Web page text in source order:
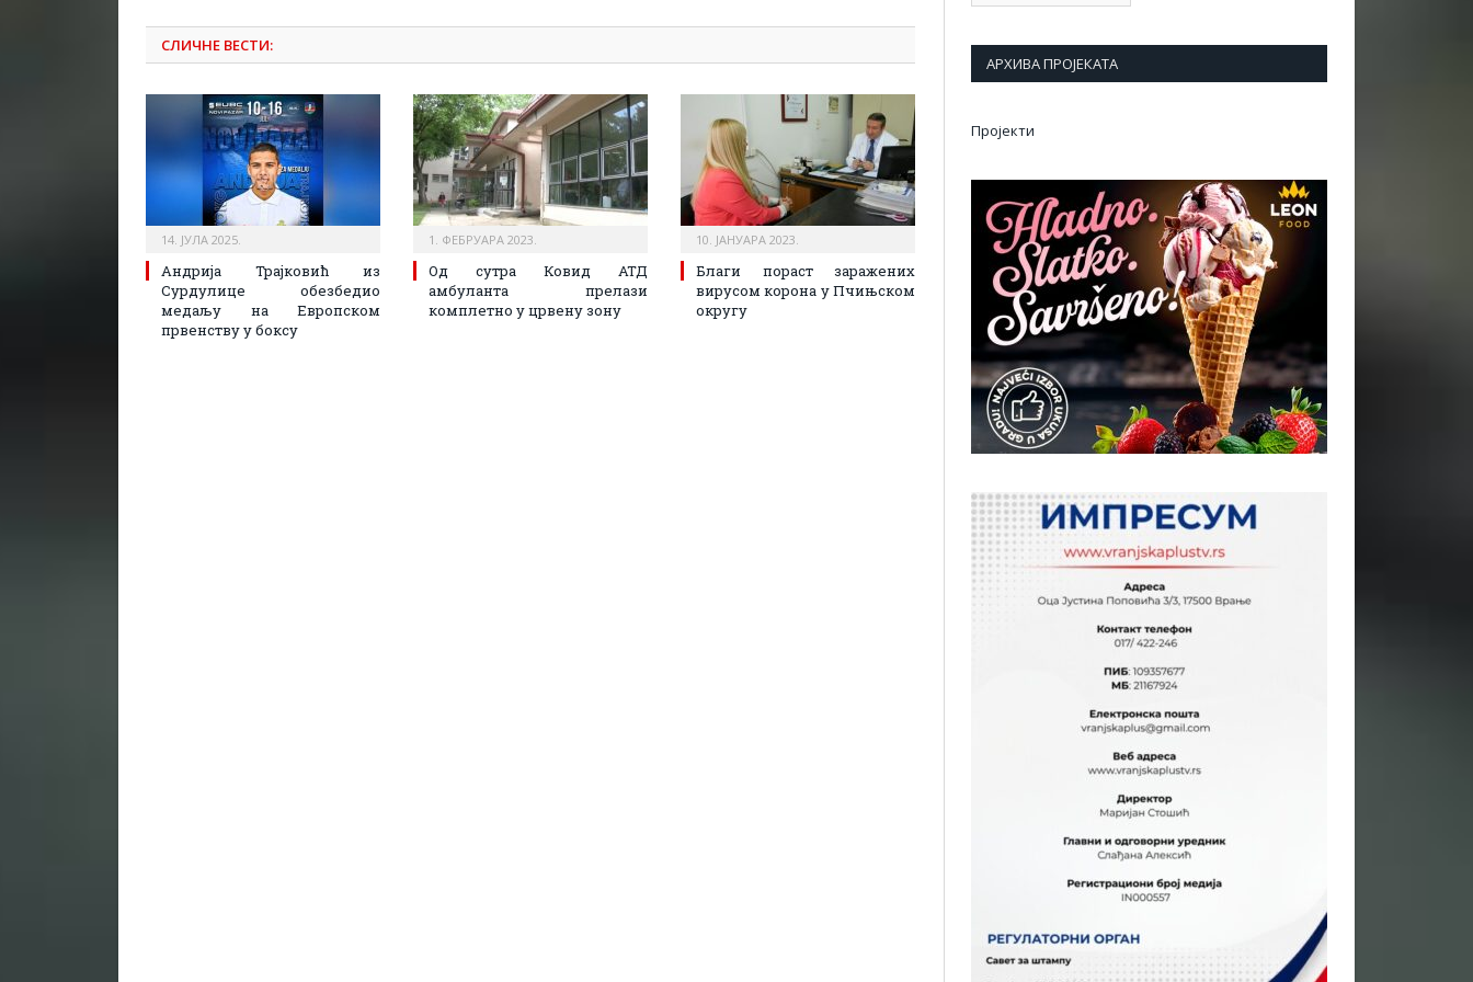
СЛИЧНЕ ВЕСТИ:
14. ЈУЛА 2025.
Андрија Трајковић из
Сурдулице обезбедио
медаљу на Европском
првенству у боксу
1. ФЕБРУАРА 2023.
Од сутра Ковид АТД
амбуланта прелази
комплетно у црвену зону
10. ЈАНУАРА 2023.
Благи пораст заражених
вирусом корона у Пчињском
округу
АРХИВА ПРОЈЕКАТА
Пројекти